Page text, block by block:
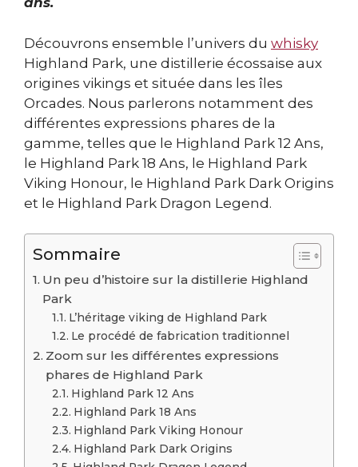
Découvrons ensemble l’univers du whisky
Highland Park, une distillerie écossaise aux
origines vikings et située dans les îles
Orcades. Nous parlerons notamment des
différentes expressions phares de la
gamme, telles que le Highland Park 12 Ans,
le Highland Park 18 Ans, le Highland Park
Viking Honour, le Highland Park Dark Origins
et le Highland Park Dragon Legend.
Sommaire
Un peu d’histoire sur la distillerie Highland
Park
L’héritage viking de Highland Park
Le procédé de fabrication traditionnel
Zoom sur les différentes expressions
phares de Highland Park
Highland Park 12 Ans
Highland Park 18 Ans
Highland Park Viking Honour
Highland Park Dark Origins